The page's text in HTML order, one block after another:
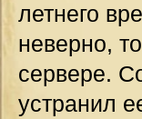
летнего
неверно,
сервере.
устранил